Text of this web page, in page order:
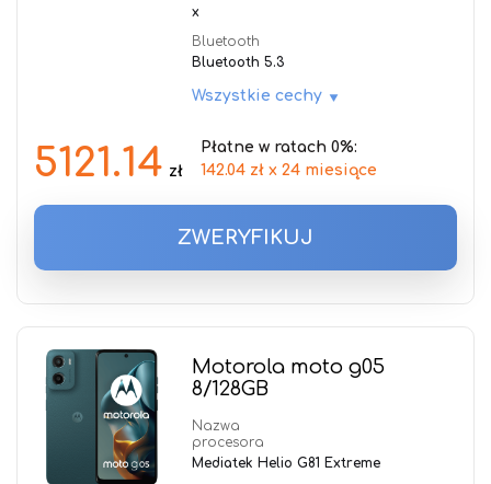
x
Bluetooth
Bluetooth 5.3
Wszystkie cechy
5121.14 zł
Płatne w ratach 0%:
142.04 zł x 24 miesiące
ZWERYFIKUJ
Motorola moto g05
8/128GB
Nazwa
procesora
Mediatek Helio G81 Extreme